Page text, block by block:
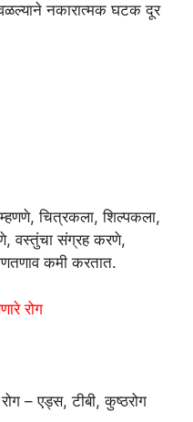
नकारात्मक घटक दूर
चित्रकला, शिल्पकला,
वस्तुंचा संग्रह करणे,
कमी करतात.
रोग
– एड्स, टीबी, कुष्ठरोग